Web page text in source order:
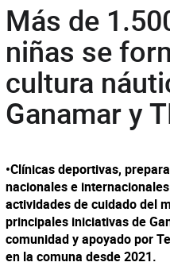
Más de
niñas se
cultura
Ganamar y
•Clínicas deportivas,
nacionales e
actividades de cuidado del
principales iniciativas de
comunidad y apoyado por
en la comuna desde 2021.